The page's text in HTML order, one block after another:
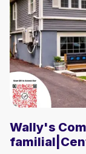
Wally's